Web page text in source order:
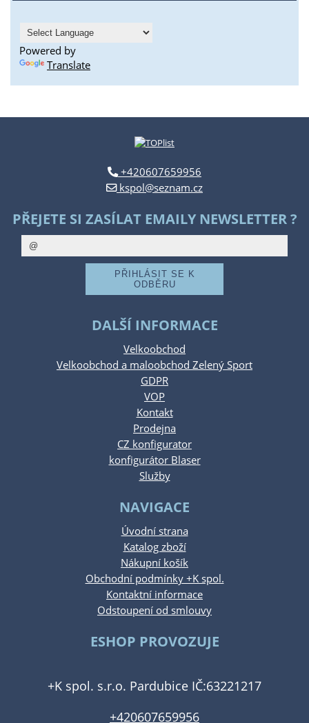
Powered by
Translate
+420607659956
kspol@seznam.cz
PŘEJETE SI ZASÍLAT EMAILY NEWSLETTER ?
DALŠÍ INFORMACE
Velkoobchod
Velkoobchod a maloobchod Zelený Sport
GDPR
VOP
Kontakt
Prodejna
CZ konfigurator
konfigurátor Blaser
Služby
NAVIGACE
Úvodní strana
Katalog zboží
Nákupní košík
Obchodní podmínky +K spol.
Kontaktní informace
Odstoupení od smlouvy
ESHOP PROVOZUJE
+K spol. s.r.o. Pardubice IČ:63221217
+420607659956